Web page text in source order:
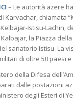
– Le autorità azere
chiamata
Istisu-Lachin,
la Piazza
sanatorio Istisu. La
di oltre 50 paesi
della Difesa
dalle postazioni
degli Esteri di